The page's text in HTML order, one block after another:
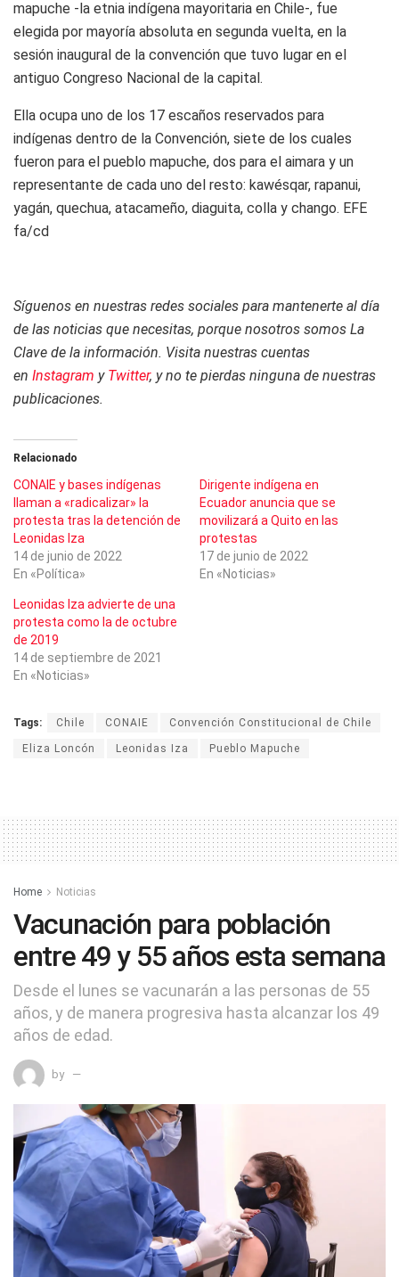
mapuche -la etnia indígena mayoritaria en Chile-, fue
elegida por mayoría absoluta en segunda vuelta, en la
sesión inaugural de la convención que tuvo lugar en el
antiguo Congreso Nacional de la capital.
Ella ocupa uno de los 17 escaños reservados para
indígenas dentro de la Convención, siete de los cuales
fueron para el pueblo mapuche, dos para el aimara y un
representante de cada uno del resto: kawésqar, rapanui,
yagán, quechua, atacameño, diaguita, colla y chango. EFE
fa/cd
Síguenos en nuestras redes sociales para mantenerte al día
de las noticias que necesitas, porque nosotros somos La
Clave de la información. Visita nuestras cuentas
en Instagram y Twitter, y no te pierdas ninguna de nuestras
publicaciones.
Relacionado
CONAIE y bases indígenas
llaman a «radicalizar» la
protesta tras la detención de
Leonidas Iza
14 de junio de 2022
En «Política»
Dirigente indígena en
Ecuador anuncia que se
movilizará a Quito en las
protestas
17 de junio de 2022
En «Noticias»
Leonidas Iza advierte de una
protesta como la de octubre
de 2019
14 de septiembre de 2021
En «Noticias»
Tags: Chile CONAIE Convención Constitucional de Chile
Eliza Loncón Leonidas Iza Pueblo Mapuche
Home Noticias
Vacunación para población
entre 49 y 55 años esta semana
Desde el lunes se vacunarán a las personas de 55
años, y de manera progresiva hasta alcanzar los 49
años de edad.
by